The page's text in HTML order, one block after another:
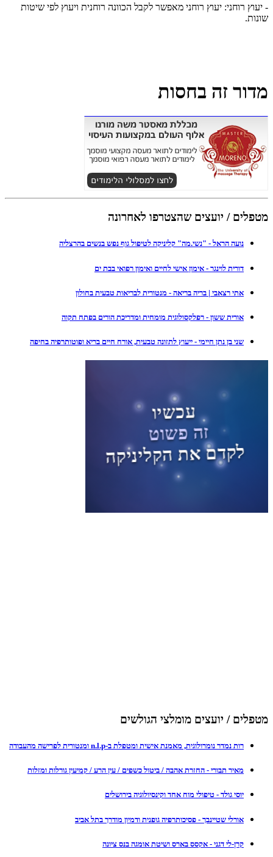
- יעוץ רוחני: יעוץ רוחני מאפשר לקבל הכוונה רוחנית ויעוץ לפי שיטות
שונות.
מדור זה בחסות
מטפלים / יועצים שהצטרפו לאחרונה
נועה הראל - "נשי.מה" קליניקה לטיפול גוף נפש בנשים בהרצליה
דורית לוינגר - אימון אישי לחיים ואימון רפואי בבת ים
אתי רצאבי | בריה בריאה - מנטורית לבריאות טבעית בחולון
אורית ששון - רפלקסולוגית מומחית ומדריכת הורים בפתח תקוה
שני בן נתן חיימי - ייעוץ לתזונה טבעית, אורח חיים בריא ופוטותרפיה בחיפה
מטפלים / יועצים מומלצי הגולשים
רות נמדר נומרולוגית, מאמנת אישית ומטפלת ב-n.l.p ומנטורית לפרישה מהעבודה
מאיר תבורי - החזרת אהבה / ביטול כשפים / עין הרע / קמיעין גורלות ומזלות
יוסי גולד - טיפולי מוח אחד וקינסיולוגיה בירושלים
אורלי שטיינבך - פסיכותרפיה גופנית ודמיון מודרך בתל אביב
קרן-לי דגני - אקסס בארס ושיטת אומגה בנס ציונה